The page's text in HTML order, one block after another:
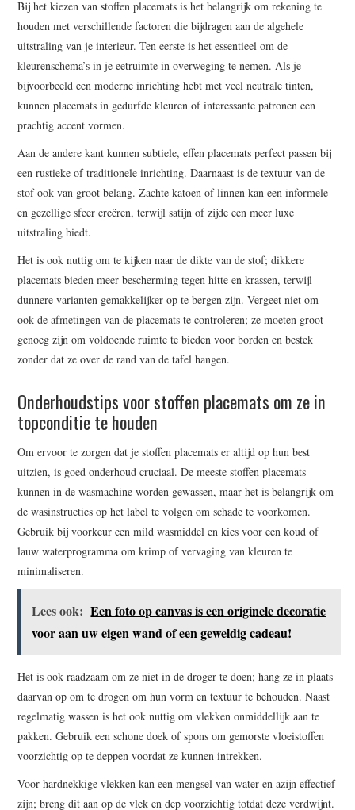
Bij het kiezen van stoffen placemats is het belangrijk om rekening te
houden met verschillende factoren die bijdragen aan de algehele
uitstraling van je interieur. Ten eerste is het essentieel om de
kleurenschema’s in je eetruimte in overweging te nemen. Als je
bijvoorbeeld een moderne inrichting hebt met veel neutrale tinten,
kunnen placemats in gedurfde kleuren of interessante patronen een
prachtig accent vormen.
Aan de andere kant kunnen subtiele, effen placemats perfect passen bij
een rustieke of traditionele inrichting. Daarnaast is de textuur van de
stof ook van groot belang. Zachte katoen of linnen kan een informele
en gezellige sfeer creëren, terwijl satijn of zijde een meer luxe
uitstraling biedt.
Het is ook nuttig om te kijken naar de dikte van de stof; dikkere
placemats bieden meer bescherming tegen hitte en krassen, terwijl
dunnere varianten gemakkelijker op te bergen zijn. Vergeet niet om
ook de afmetingen van de placemats te controleren; ze moeten groot
genoeg zijn om voldoende ruimte te bieden voor borden en bestek
zonder dat ze over de rand van de tafel hangen.
Onderhoudstips voor stoffen placemats om ze in
topconditie te houden
Om ervoor te zorgen dat je stoffen placemats er altijd op hun best
uitzien, is goed onderhoud cruciaal. De meeste stoffen placemats
kunnen in de wasmachine worden gewassen, maar het is belangrijk om
de wasinstructies op het label te volgen om schade te voorkomen.
Gebruik bij voorkeur een mild wasmiddel en kies voor een koud of
lauw waterprogramma om krimp of vervaging van kleuren te
minimaliseren.
Lees ook: Een foto op canvas is een originele decoratie
voor aan uw eigen wand of een geweldig cadeau!
Het is ook raadzaam om ze niet in de droger te doen; hang ze in plaats
daarvan op om te drogen om hun vorm en textuur te behouden. Naast
regelmatig wassen is het ook nuttig om vlekken onmiddellijk aan te
pakken. Gebruik een schone doek of spons om gemorste vloeistoffen
voorzichtig op te deppen voordat ze kunnen intrekken.
Voor hardnekkige vlekken kan een mengsel van water en azijn effectief
zijn; breng dit aan op de vlek en dep voorzichtig totdat deze verdwijnt.